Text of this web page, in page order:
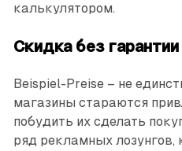
калькулятором.
Скидка без гарантии
Beispiel-Preise – не
магазины стараются
побудить их сделать
ряд рекламных лозунгов,